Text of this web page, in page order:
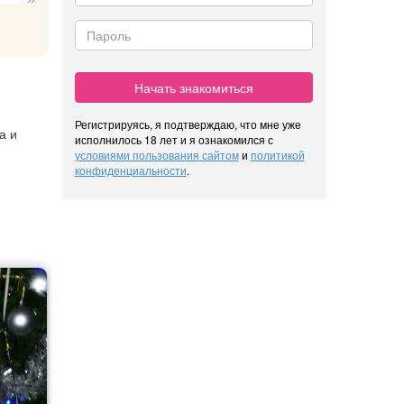
и
Начать знакомиться
Регистрируясь, я подтверждаю, что мне уже
исполнилось 18 лет и я ознакомился с
условиями пользования сайтоми политикой
конфиденциальности.